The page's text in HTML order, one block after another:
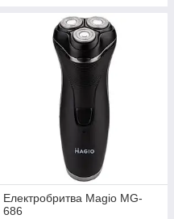
Електробритва Magio MG-
686